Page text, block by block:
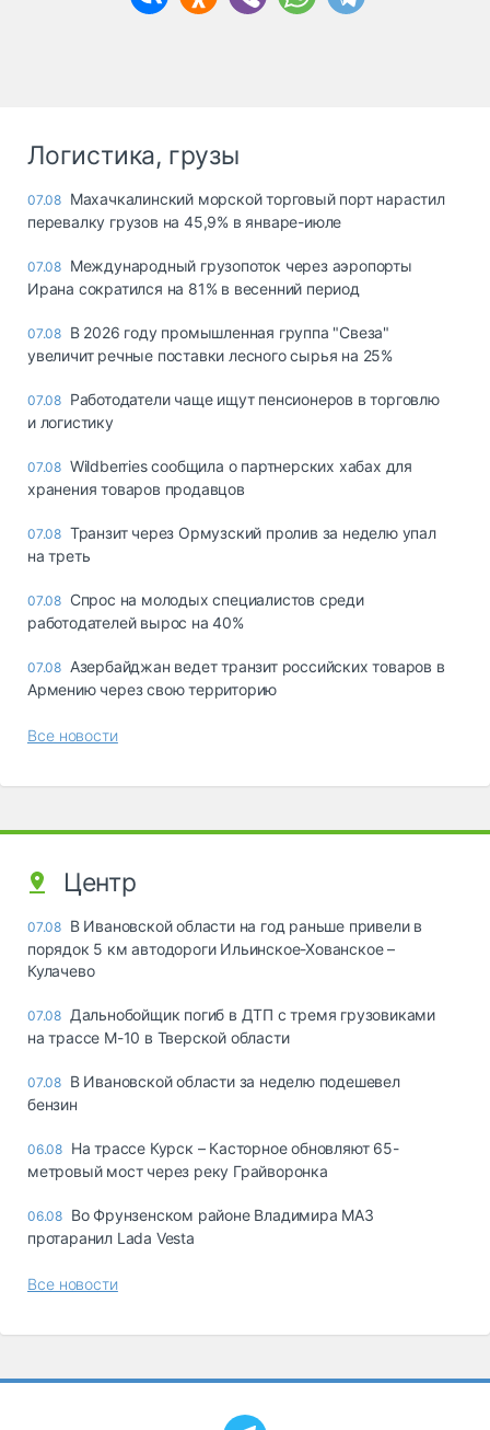
Логистика, грузы
07.08 Махачкалинский морской торговый порт нарастил
перевалку грузов на 45,9% в январе-июле
07.08 Международный грузопоток через аэропорты
Ирана сократился на 81% в весенний период
07.08 В 2026 году промышленная группа "Свеза"
увеличит речные поставки лесного сырья на 25%
07.08 Работодатели чаще ищут пенсионеров в торговлю
и логистику
07.08 Wildberries сообщила о партнерских хабах для
хранения товаров продавцов
07.08 Транзит через Ормузский пролив за неделю упал
на треть
07.08 Спрос на молодых специалистов среди
работодателей вырос на 40%
07.08 Азербайджан ведет транзит российских товаров в
Армению через свою территорию
Все новости
Центр
07.08 В Ивановской области на год раньше привели в
порядок 5 км автодороги Ильинское-Хованское –
Кулачево
07.08 Дальнобойщик погиб в ДТП с тремя грузовиками
на трассе М-10 в Тверской области
07.08 В Ивановской области за неделю подешевел
бензин
06.08 На трассе Курск – Касторное обновляют 65-
метровый мост через реку Грайворонка
06.08 Во Фрунзенском районе Владимира МАЗ
протаранил Lada Vesta
Все новости